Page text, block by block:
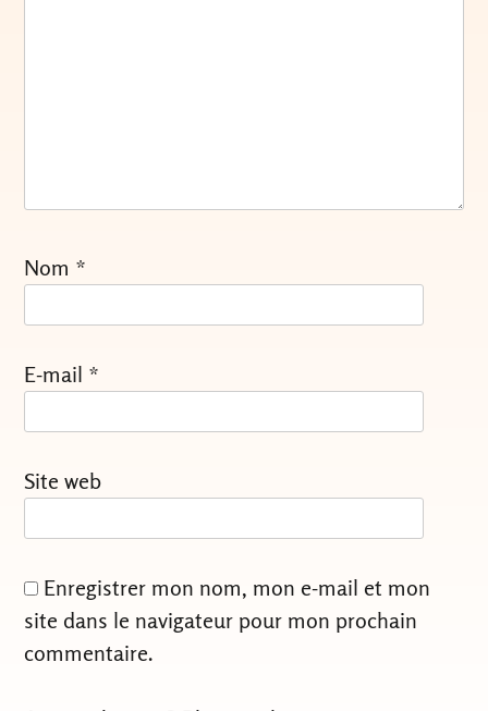
Nom *
E-mail *
Site web
Enregistrer mon nom, mon e-mail et mon
site dans le navigateur pour mon prochain
commentaire.